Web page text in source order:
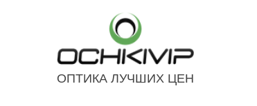
ОПТИКА ЛУЧШИХ ЦЕН